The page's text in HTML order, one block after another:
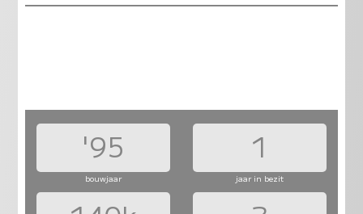
'95 1
bouwjaar jaar in bezit